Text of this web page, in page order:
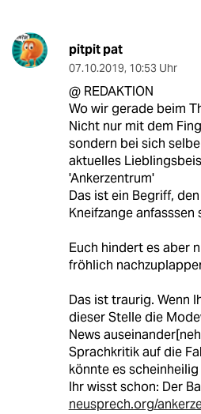
pitpit pat
07.10.2019, 10:53 Uhr
@ REDAKTION
Wo wir gerade beim
Nicht nur mit dem
sondern bei sich
aktuelles
'Ankerzentrum'
Das ist ein Begriff,
Kneifzange anfasssen
Euch hindert es aber
fröhlich
Das ist traurig. Wenn
dieser Stelle die
News
Sprachkritik auf die
könnte es
Ihr wisst schon: Der
neusprech.org/